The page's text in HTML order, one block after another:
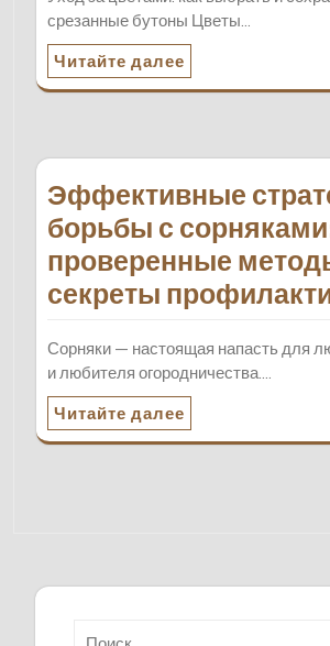
срезанные бутоны Цветы…
Читайте далее
Эффективные
борьбы с
проверенные
секреты
Сорняки — настоящая напасть для
и любителя огородничества.…
Читайте далее